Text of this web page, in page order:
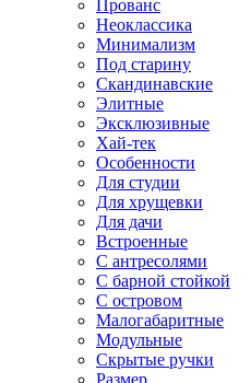
Прованс
Неоклассика
Минимализм
Под старину
Скандинавские
Элитные
Эксклюзивные
Хай-тек
Особенности
Для студии
Для хрущевки
Для дачи
Встроенные
С антресолями
С барной стойкой
С островом
Малогабаритные
Модульные
Скрытые ручки
Размер